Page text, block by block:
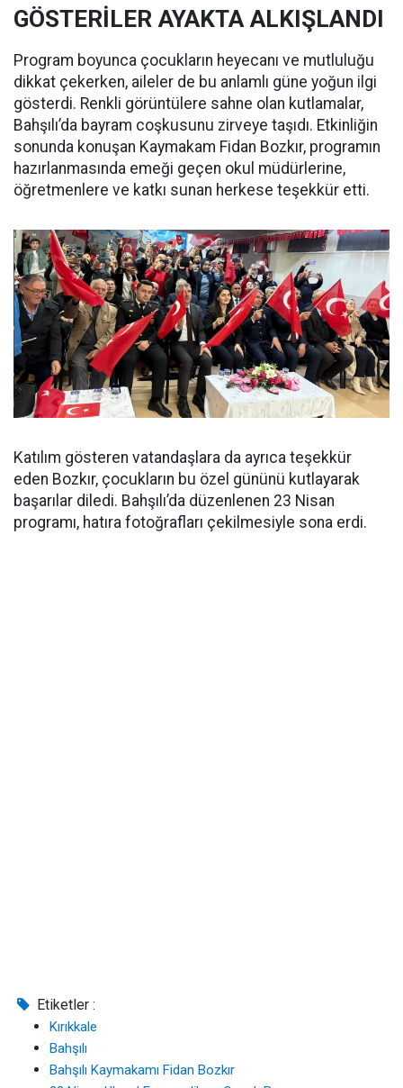
GÖSTERİLER AYAKTA ALKIŞLANDI
Program boyunca çocukların heyecanı ve mutluluğu
dikkat çekerken, aileler de bu anlamlı güne yoğun ilgi
gösterdi. Renkli görüntülere sahne olan kutlamalar,
Bahşılı’da bayram coşkusunu zirveye taşıdı. Etkinliğin
sonunda konuşan Kaymakam Fidan Bozkır, programın
hazırlanmasında emeği geçen okul müdürlerine,
öğretmenlere ve katkı sunan herkese teşekkür etti.
Katılım gösteren vatandaşlara da ayrıca teşekkür
eden Bozkır, çocukların bu özel gününü kutlayarak
başarılar diledi. Bahşılı’da düzenlenen 23 Nisan
programı, hatıra fotoğrafları çekilmesiyle sona erdi.
Etiketler :
Kırıkkale
Bahşılı
Bahşılı Kaymakamı Fidan Bozkır